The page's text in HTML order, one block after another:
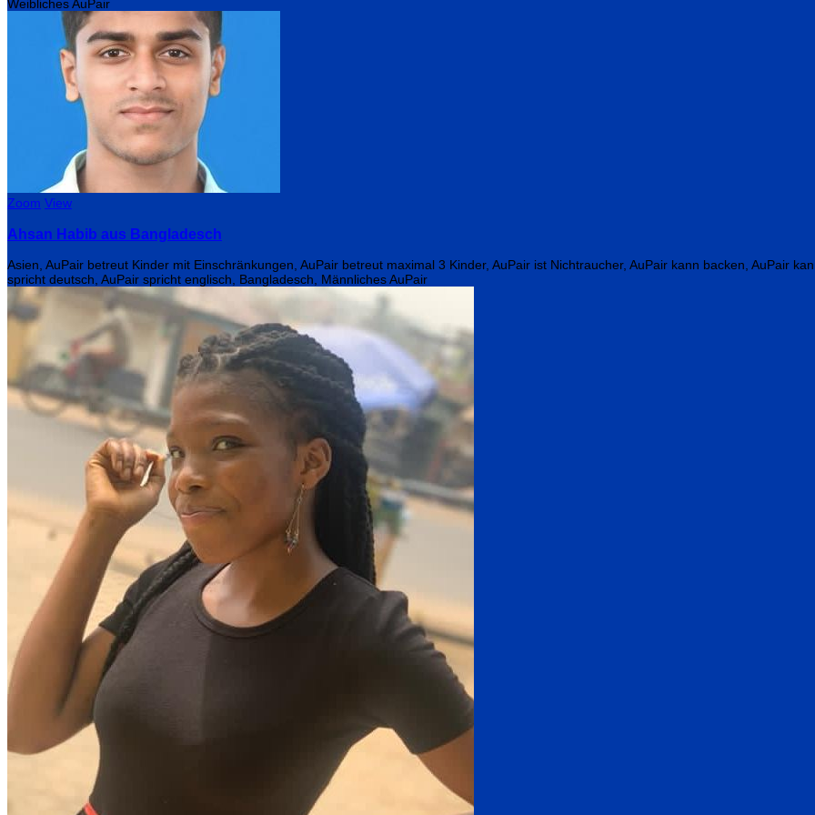
Weibliches AuPair
Zoom View
Ahsan Habib aus Bangladesch
Asien, AuPair betreut Kinder mit Einschränkungen, AuPair betreut maximal 3 Kinder, AuPair ist Nichtraucher, AuPair kann backen, AuPair
spricht deutsch, AuPair spricht englisch, Bangladesch, Männliches AuPair